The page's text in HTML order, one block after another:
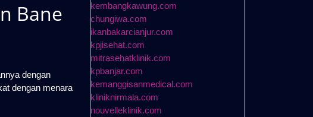
Bane
dengan
dengan menara
kembangkawung.com
chungiwa.com
ikanbakarcianjur.com
kpjisehat.com
mitrasehatklinik.com
kpbanjar.com
kemanggisanmedical.com
kliniknirmala.com
nouvelleklinik.com